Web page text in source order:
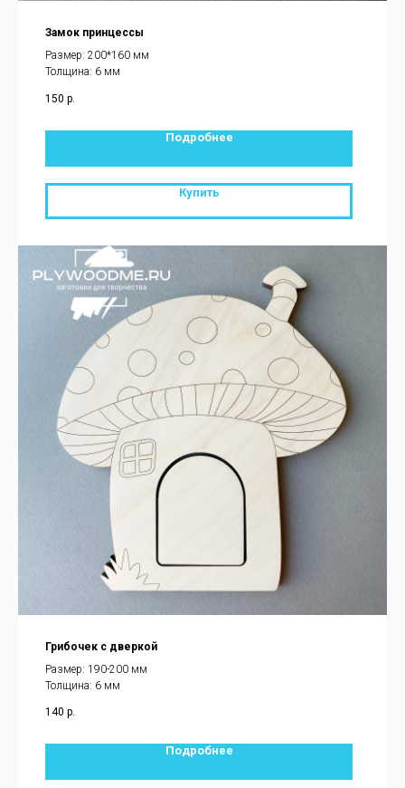
Замок принцессы
Размер: 200*160 мм
Толщина: 6 мм
150 р.
Подробнее
Купить
Грибочек с дверкой
Размер: 190-200 мм
Толщина: 6 мм
140 р.
Подробнее